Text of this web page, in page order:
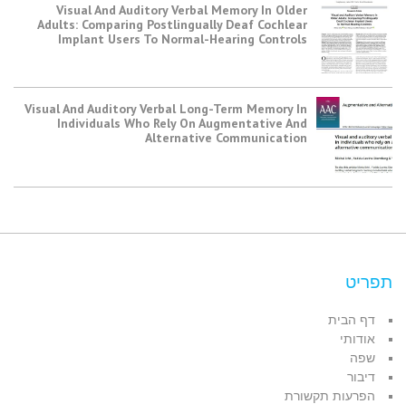
Visual And Auditory Verbal Memory In Older
Adults: Comparing Postlingually Deaf Cochlear
Implant Users To Normal-Hearing Controls
Visual And Auditory Verbal Long-Term Memory In
Individuals Who Rely On Augmentative And
Alternative Communication
תפריט
דף הבית
אודותי
שפה
דיבור
הפרעות תקשורת